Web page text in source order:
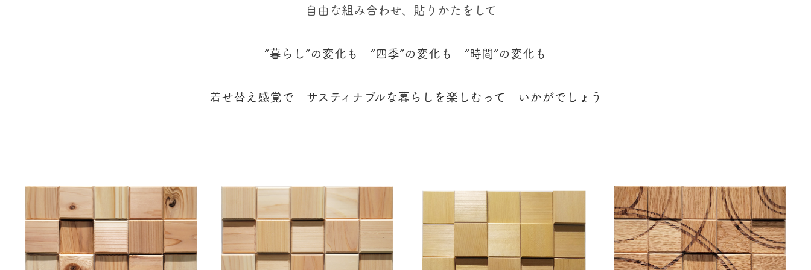
自由な組み合わせ、貼りかたをして
“暮らし”の変化も “四季”の変化も “時間”の変化も
着せ替え感覚で サスティナブルな暮らしを楽しむって いかがでしょう